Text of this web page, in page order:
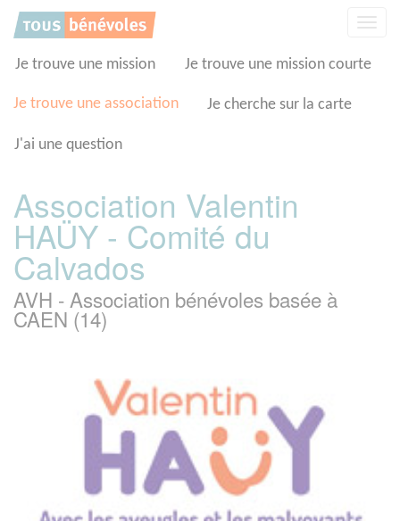
Je trouve une mission Je trouve une mission courte
Je trouve une association Je cherche sur la carte
J'ai une question
Association Valentin
HAÜY - Comité du
Calvados
AVH - Association bénévoles basée à
CAEN (14)
Panneau de gestion des cookies